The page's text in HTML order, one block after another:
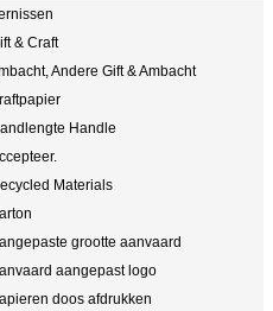
& Craft
Andere Gift & Ambacht
Handle
Materials
grootte aanvaard
aangepast logo
doos afdrukken